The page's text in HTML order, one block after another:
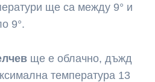
ще са между 9° и
9°.
ще е облачно, дъжд
температура 13